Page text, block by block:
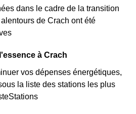
dans le cadre de la transition
de Crach ont été
à Crach
vos dépenses énergétiques,
la liste des stations les plus